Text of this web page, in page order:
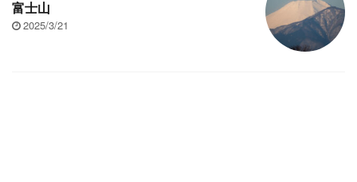
富士山
2025/3/21